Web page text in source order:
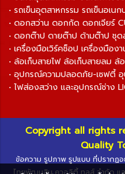
• รถเข็นอุตสาหกรรม รถเข็นอเนก
• ดอกสว่าน ดอกกัด ดอกเจียร์
• ดอกต๊าป ดายต๊าป ด้ามต๊าป ชุด
• เครื่องมือเวิร์คช็อป เครื่องมือง
• ล้อเก็บสายไฟ ล้อเก็บสายลม ล้
• อุปกรณ์ความปลอดภัย-เซฟตี้
• ไฟส่องสว่าง และอุปกรณ์ช่าง
Copyright all rights
Quality
ข้อความ รูปภาพ รูปแบบ ที่ปรากฏ